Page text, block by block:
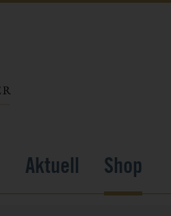
Aktuell Shop